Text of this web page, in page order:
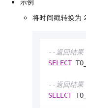
将时间戳转换为
--返回结
SELECT
--返回结果
SELECT